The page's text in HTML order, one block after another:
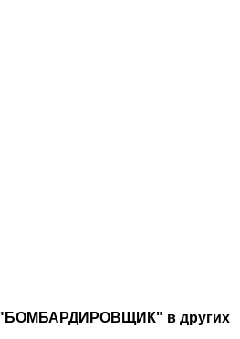
"БОМБАРДИРОВЩИК" в других